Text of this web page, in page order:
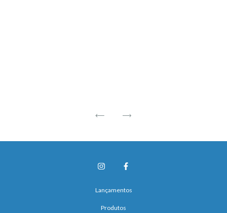
Lançamentos
Produtos